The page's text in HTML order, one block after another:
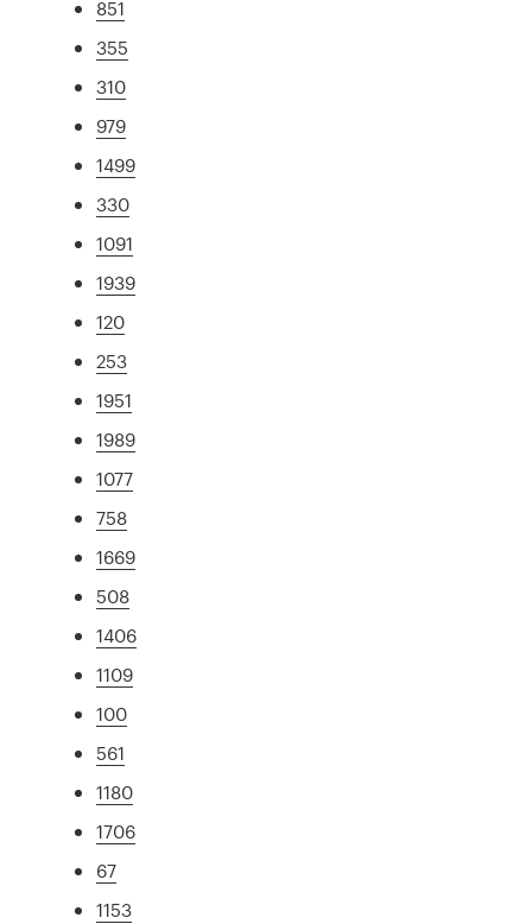
851
355
310
979
1499
330
1091
1939
120
253
1951
1989
1077
758
1669
508
1406
1109
100
561
1180
1706
67
1153